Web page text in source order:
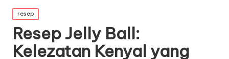
Posted
in
resep
Resep Jelly Ball:
Kelezatan Kenyal yang